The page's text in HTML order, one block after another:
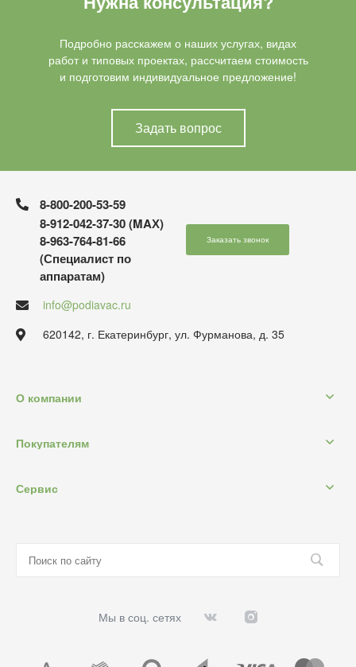
Подробно расскажем о наших услугах, видах
работ и типовых проектах, рассчитаем стоимость
и подготовим индивидуальное предложение!
Задать вопрос
8-800-200-53-59
8-912-042-37-30 (MAХ)
8-963-764-81-66
(Специалист по
аппаратам)
Заказать звонок
info@podiavac.ru
620142, г. Екатеринбург, ул. Фурманова, д. 35
О компании
Покупателям
Сервис
Мы в соц. сетях